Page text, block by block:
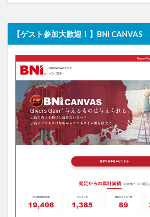
【ゲスト参加大歓迎！】BNI CANVAS